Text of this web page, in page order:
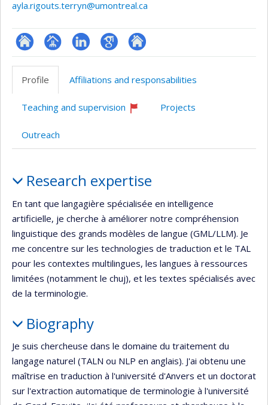
ayla.rigouts.terryn@umontreal.ca
ResearchGate
Page
professionnelle
(faculté,département,école)
LinkedInGoogleAutre
web
Profile Affiliations and responsabilities
Teaching and supervision
Projects
Outreach
Research expertise
En tant que langagière spécialisée en intelligence
artificielle, je cherche à améliorer notre compréhension
linguistique des grands modèles de langue (GML/LLM). Je
me concentre sur les technologies de traduction et le TAL
pour les contextes multilingues, les langues à ressources
limitées (notamment le chuj), et les textes spécialisés avec
de la terminologie.
Biography
Je suis chercheuse dans le domaine du traitement du
langage naturel (TALN ou NLP en anglais). J'ai obtenu une
maîtrise en traduction à l'université d'Anvers et un doctorat
sur l'extraction automatique de terminologie à l'université